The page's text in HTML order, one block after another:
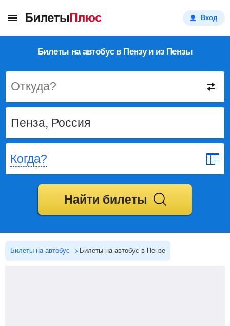
Вход
Билеты на автобус в Пензу и из Пензы
Откуда?
Когда?
Найти билеты
Билеты на автобус Билеты на автобус в Пензе